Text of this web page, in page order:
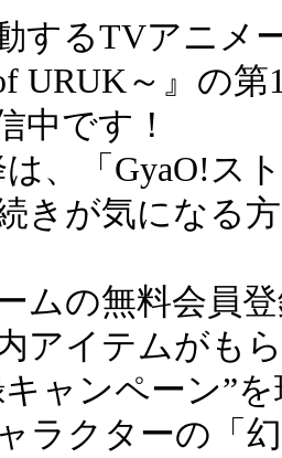
するTVアニメ
URUK～』の
中です！
、「GyaO!ス
きが気になる
ムの無料会員
アイテムがも
キャンペーン”
ラクターの「